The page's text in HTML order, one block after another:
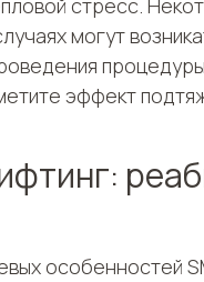
стресс.
могут
эффект
особенностей